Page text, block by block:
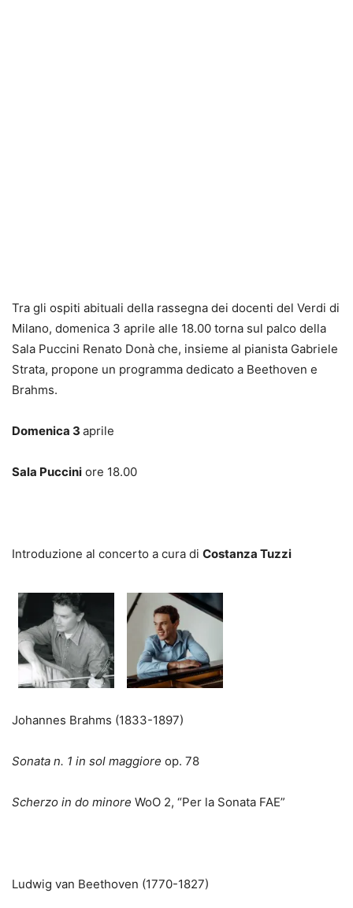
Tra gli ospiti abituali della rassegna dei docenti del Verdi di
Milano, domenica 3 aprile alle 18.00 torna sul palco della
Sala Puccini Renato Donà che, insieme al pianista Gabriele
Strata, propone un programma dedicato a Beethoven e
Brahms.
Domenica 3 aprile
Sala Puccini ore 18.00
Introduzione al concerto a cura di Costanza Tuzzi
Johannes Brahms (1833-1897)
Sonata n. 1 in sol maggiore op. 78
Scherzo in do minore WoO 2, “Per la Sonata FAE”
Ludwig van Beethoven (1770-1827)